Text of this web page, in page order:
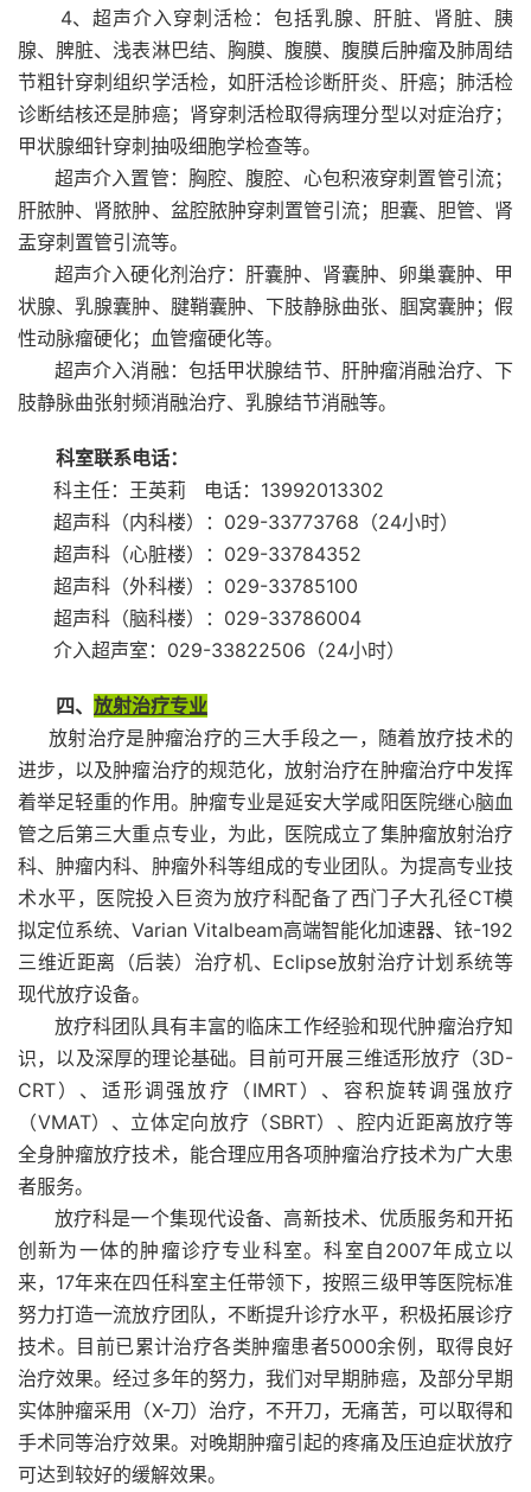
4、超声介入穿刺活检：包括乳腺、肝脏、肾脏、胰
腺、脾脏、浅表淋巴结、胸膜、腹膜、腹膜后肿瘤及肺周结
节粗针穿刺组织学活检，如肝活检诊断肝炎、肝癌；肺活检
诊断结核还是肺癌；肾穿刺活检取得病理分型以对症治疗；
甲状腺细针穿刺抽吸细胞学检查等。
超声介入置管：胸腔、腹腔、心包积液穿刺置管引流；
肝脓肿、肾脓肿、盆腔脓肿穿刺置管引流；胆囊、胆管、肾
盂穿刺置管引流等。
超声介入硬化剂治疗：肝囊肿、肾囊肿、卵巢囊肿、甲
状腺、乳腺囊肿、腱鞘囊肿、下肢静脉曲张、腘窝囊肿；假
性动脉瘤硬化；血管瘤硬化等。
超声介入消融：包括甲状腺结节、肝肿瘤消融治疗、下
肢静脉曲张射频消融治疗、乳腺结节消融等。
科室联系电话：
科主任：王英莉 电话：13992013302
超声科（内科楼）：029-33773768（24小时）
超声科（心脏楼）：029-33784352
超声科（外科楼）：029-33785100
超声科（脑科楼）：029-33786004
介入超声室：029-33822506（24小时）
四、 放射治疗专业
放射治疗是肿瘤治疗的三大手段之一，随着放疗技术的
进步，以及肿瘤治疗的规范化，放射治疗在肿瘤治疗中发挥
着举足轻重的作用。肿瘤专业是延安大学咸阳医院继心脑血
管之后第三大重点专业，为此，医院成立了集肿瘤放射治疗
科、肿瘤内科、肿瘤外科等组成的专业团队。为提高专业技
术水平，医院投入巨资为放疗科配备了西门子大孔径CT模
拟定位系统、Varian Vitalbeam高端智能化加速器、铱-192
三维近距离（后装）治疗机、Eclipse放射治疗计划系统等
现代放疗设备。
放疗科团队具有丰富的临床工作经验和现代肿瘤治疗知
识，以及深厚的理论基础。目前可开展三维适形放疗（3D-
CRT）、适形调强放疗（IMRT）、容积旋转调强放疗
（VMAT）、立体定向放疗（SBRT）、腔内近距离放疗等
全身肿瘤放疗技术，能合理应用各项肿瘤治疗技术为广大患
者服务。
放疗科是一个集现代设备、高新技术、优质服务和开拓
创新为一体的肿瘤诊疗专业科室。科室自2007年成立以
来，17年来在四任科室主任带领下，按照三级甲等医院标准
努力打造一流放疗团队，不断提升诊疗水平，积极拓展诊疗
技术。目前已累计治疗各类肿瘤患者5000余例，取得良好
治疗效果。经过多年的努力，我们对早期肺癌，及部分早期
实体肿瘤采用（X-刀）治疗，不开刀，无痛苦，可以取得和
手术同等治疗效果。对晚期肿瘤引起的疼痛及压迫症状放疗
可达到较好的缓解效果。